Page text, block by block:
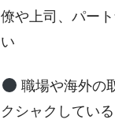
僚や上司、パー
い
職場や海外の
クシャクしている